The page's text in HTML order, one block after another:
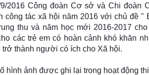
2016 Công đoàn Cơ sở và Chi đoàn
công tác xã hội năm 2016 với chủ đề
thu và năm học mới 2016-2017
các trẻ em có hoàn cảnh khó khăn
trở thành người có ích cho Xã hội.
hình ảnh được ghi lại trong hoạt động